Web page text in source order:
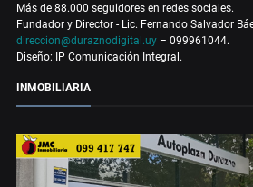
Más de 88.000 seguidores en redes sociales.
Fundador y Director - Lic. Fernando Salvador
direccion@duraznodigital.uy – 099961044.
Diseño: IP Comunicación Integral.
INMOBILIARIA